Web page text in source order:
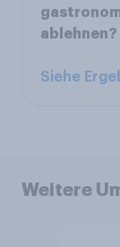
ablehnen?
Siehe
Weitere